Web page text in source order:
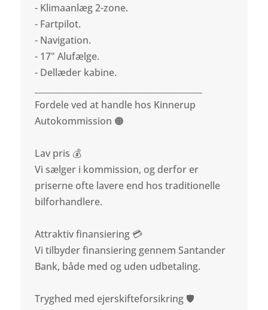
- Klimaanlæg 2-zone.
- Fartpilot.
- Navigation.
- 17" Alufælge.
- Dellæder kabine.
Fordele ved at handle hos Kinnerup
Autokommission 🟠
Lav pris 💰
Vi sælger i kommission, og derfor er
priserne ofte lavere end hos traditionelle
bilforhandlere.
Attraktiv finansiering 💳
Vi tilbyder finansiering gennem Santander
Bank, både med og uden udbetaling.
Tryghed med ejerskifteforsikring 🛡️